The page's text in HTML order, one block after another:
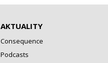
AKTUALITY
Consequence
Podcasts